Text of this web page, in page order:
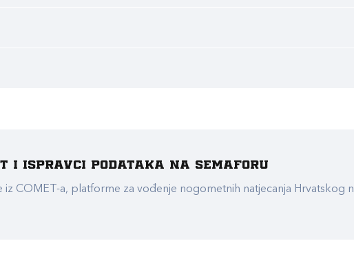
ispravci podataka na Semaforu
iz COMET-a, platforme za vođenje nogometnih natjecanja Hrvatskog